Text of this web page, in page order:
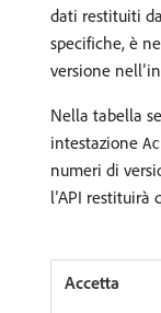
dati restituiti
specifiche, è
versione
Nella tabella
intestazione
numeri di
l’API restituirà